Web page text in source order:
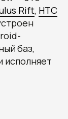
Rift, HTC
баз,
исполняет